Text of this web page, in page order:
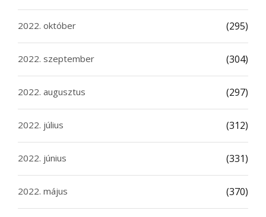
2022. október (295)
2022. szeptember (304)
2022. augusztus (297)
2022. július (312)
2022. június (331)
2022. május (370)